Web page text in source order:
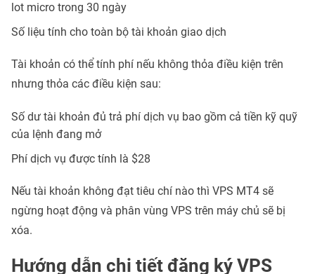
lot micro trong 30 ngày
Số liệu tính cho toàn bộ tài khoản giao dịch
Tài khoản có thể tính phí nếu không thỏa điều kiện trên
nhưng thỏa các điều kiện sau:
Số dư tài khoản đủ trả phí dịch vụ bao gồm cả tiền kỹ quỹ
của lệnh đang mở
Phí dịch vụ được tính là $28
Nếu tài khoản không đạt tiêu chí nào thì VPS MT4 sẽ
ngừng hoạt động và phân vùng VPS trên máy chủ sẽ bị
xóa.
Hướng dẫn chi tiết đăng ký VPS